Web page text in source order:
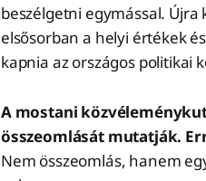
beszélgetni egymással.
elsősorban a helyi értékek
kapnia az országos politikai
A mostani
összeomlását mutatják.
Nem összeomlás, hanem